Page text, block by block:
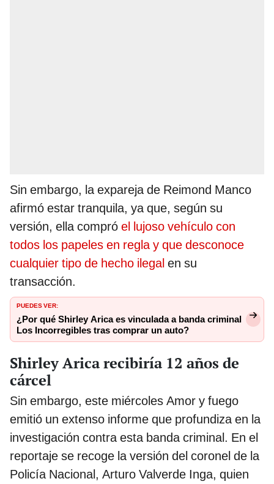
Sin embargo, la expareja de Reimond Manco
afirmó estar tranquila, ya que, según su
versión, ella compró el lujoso vehículo con
todos los papeles en regla y que desconoce
cualquier tipo de hecho ilegal en su
transacción.
PUEDES VER:
¿Por qué Shirley Arica es vinculada a banda criminal
Los Incorregibles tras comprar un auto?
Shirley Arica recibiría 12 años de
cárcel
Sin embargo, este miércoles Amor y fuego
emitió un extenso informe que profundiza en la
investigación contra esta banda criminal. En el
reportaje se recoge la versión del coronel de la
Policía Nacional, Arturo Valverde Inga, quien